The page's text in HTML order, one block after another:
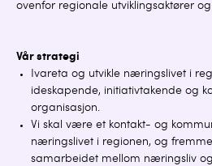
ovenfor regionale utviklingsaktører
Vår strategi
Ivareta og utvikle næringslivet i
ideskapende, initiativtakende og
organisasjon.
Vi skal være et kontakt- og
næringslivet i regionen, og
samarbeidet mellom næringsliv